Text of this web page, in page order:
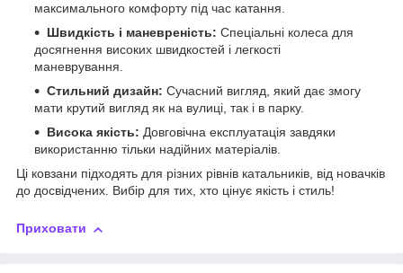
максимального комфорту під час катання.
Швидкість і маневреність: Спеціальні колеса для
досягнення високих швидкостей і легкості
маневрування.
Стильний дизайн: Сучасний вигляд, який дає змогу
мати крутий вигляд як на вулиці, так і в парку.
Висока якість: Довговічна експлуатація завдяки
використанню тільки надійних матеріалів.
Ці ковзани підходять для різних рівнів катальників, від новачків
до досвідчених. Вибір для тих, хто цінує якість і стиль!
Приховати